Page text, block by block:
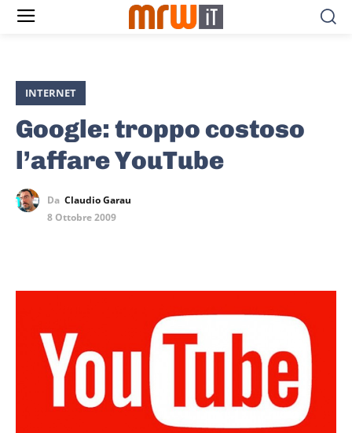
INTERNET
Google: troppo costoso
l’affare YouTube
Da Claudio Garau
8 Ottobre 2009